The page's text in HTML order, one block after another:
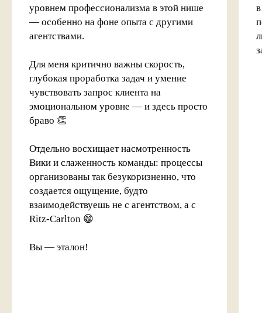
уровнем профессионализма в этой нише
— особенно на фоне опыта с другими
агентствами.
Для меня критично важны скорость,
глубокая проработка задач и умение
чувствовать запрос клиента на
эмоциональном уровне — и здесь просто
браво 👏
Отдельно восхищает насмотренность
Вики и слаженность команды: процессы
организованы так безукоризненно, что
создается ощущение, будто
взаимодействуешь не с агентством, а с
Ritz-Carlton 😁
Вы — эталон!